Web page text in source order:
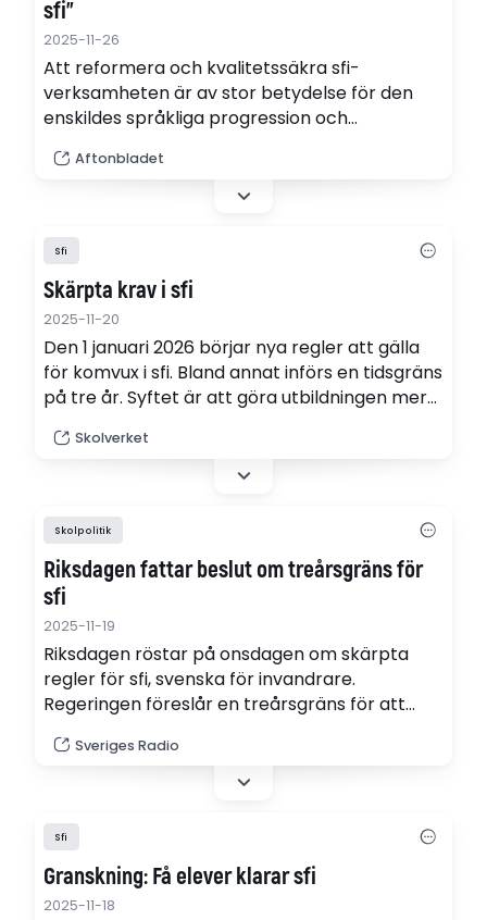
sfi”
2025-11-26
Att reformera och kvalitetssäkra sfi-
verksamheten är av stor betydelse för den
enskildes språkliga progression och
skriver socialdemokraterna Lawen Redar,
integrationspolitisk talesperson och Anders
Aftonbladet
Sfi
Skärpta krav i sfi
2025-11-20
Den 1 januari 2026 börjar nya regler att gälla
för komvux i sfi. Bland annat införs en tidsgräns
på tre år. Syftet är att göra utbildningen mer
Skolverket
Skolpolitik
Riksdagen fattar beslut om treårsgräns för
sfi
2025-11-19
Riksdagen röstar på onsdagen om skärpta
regler för sfi, svenska för invandrare.
Regeringen föreslår en treårsgräns för att
Edholm menar att regeln ska minska
avhoppen och hjälpa fler att lära sig svenska
Sveriges Radio
Sfi
Granskning: Få elever klarar sfi
2025-11-18